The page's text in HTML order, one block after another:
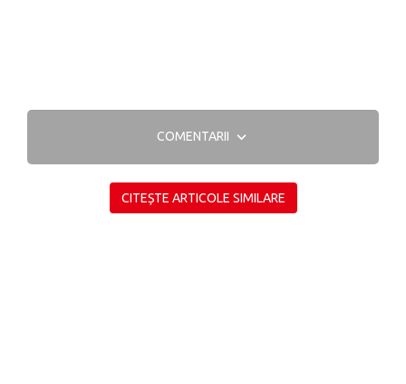
COMENTARII
CITEȘTE ARTICOLE SIMILARE